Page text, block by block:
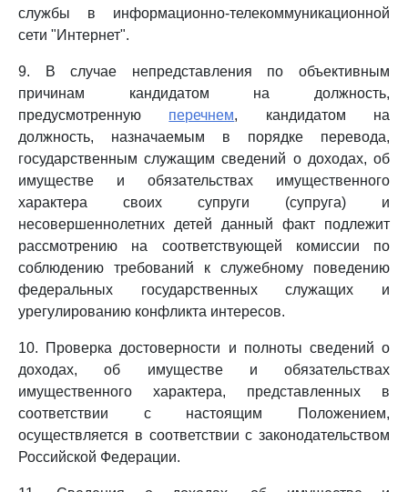
службы в информационно-телекоммуникационной
сети "Интернет".
9. В случае непредставления по объективным
причинам кандидатом на должность,
предусмотренную перечнем, кандидатом на
должность, назначаемым в порядке перевода,
государственным служащим сведений о доходах, об
имуществе и обязательствах имущественного
характера своих супруги (супруга) и
несовершеннолетних детей данный факт подлежит
рассмотрению на соответствующей комиссии по
соблюдению требований к служебному поведению
федеральных государственных служащих и
урегулированию конфликта интересов.
10. Проверка достоверности и полноты сведений о
доходах, об имуществе и обязательствах
имущественного характера, представленных в
соответствии с настоящим Положением,
осуществляется в соответствии с законодательством
Российской Федерации.